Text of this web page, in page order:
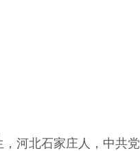
，河北石家庄人，中共